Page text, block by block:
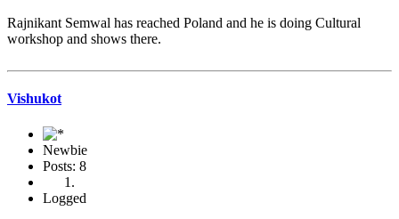
Rajnikant Semwal has reached Poland and he is doing Cultural
workshop and shows there.
Vishukot
Newbie
Posts: 8
Logged